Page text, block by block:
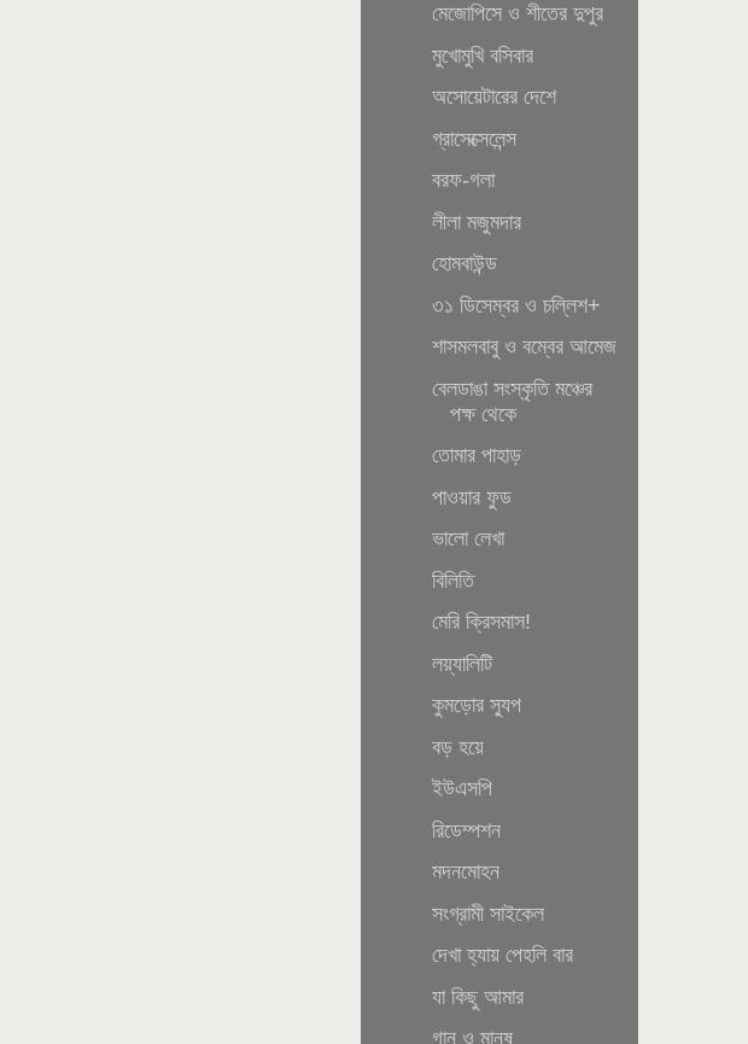
মেজোপিসে ও শীতের দুপুর
মুখোমুখি বসিবার
অসোয়েটারের দেশে
গ্রাসেক্সেলেন্স
বরফ-গলা
লীলা মজুমদার
হোমবাউন্ড
৩১ ডিসেম্বর ও চল্লিশ+
শাসমলবাবু ও বম্বের আমেজ
বেলডাঙা সংস্কৃতি মঞ্চের
পক্ষ থেকে
তোমার পাহাড়
পাওয়ার ফুড
ভালো লেখা
বিলিতি
মেরি ক্রিসমাস!
লয়্যালিটি
কুমড়োর স্যুপ
বড় হয়ে
ইউএসপি
রিডেম্পশন
মদনমোহন
সংগ্রামী সাইকেল
দেখা হ্যায় পেহলি বার
যা কিছু আমার
গান ও মানুষ